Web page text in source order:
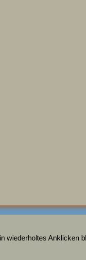
wiederholtes Anklicken